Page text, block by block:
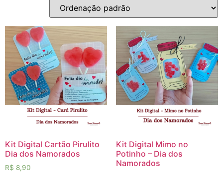
Kit Digital Cartão Pirulito
Dia dos Namorados
R$ 8,90
Kit Digital Mimo no
Potinho – Dia dos
Namorados